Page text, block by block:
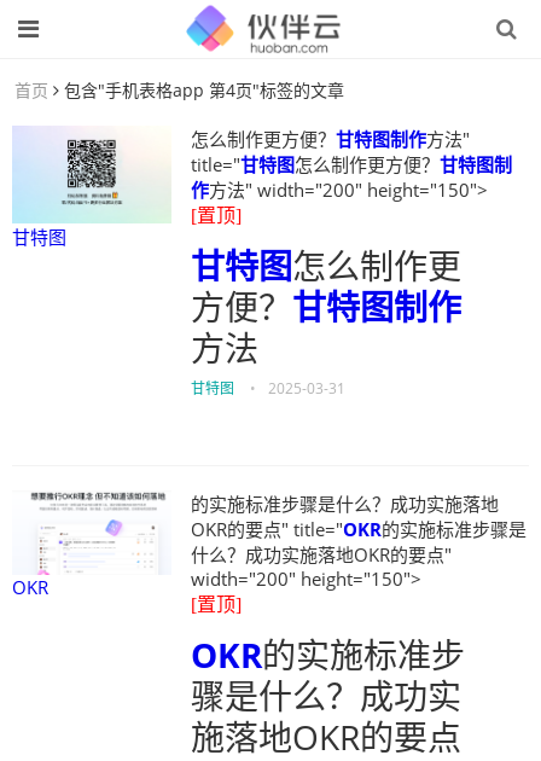
首页 包含"手机表格app 第4页"标签的文章
甘特图
怎么制作更方便？ 甘特图制作方法"
title="甘特图怎么制作更方便？ 甘特图制
作方法" width="200" height="150">
[置顶]
甘特图怎么制作更
方便？ 甘特图制作
方法
甘特图 • 2025-03-31
OKR
的实施标准步骤是什么？成功实施落地
OKR的要点" title="OKR的实施标准步骤是
什么？成功实施落地OKR的要点"
width="200" height="150">
[置顶]
OKR的实施标准步
骤是什么？成功实
施落地OKR的要点